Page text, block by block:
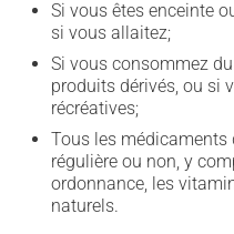
Si vous êtes enceinte
si vous allaitez;
Si vous consommez
produits dérivés, ou si
récréatives;
Tous les médicaments
régulière ou non, y
ordonnance, les
naturels.